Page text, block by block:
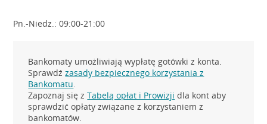
Pn.-Niedz.: 09:00-21:00
Bankomaty umożliwiają wypłatę gotówki z konta.
Sprawdźzasady bezpiecznego korzystania z
Bankomatu.
Zapoznaj się zTabelą opłat i Prowizji dla kont aby
sprawdzić opłaty związane z korzystaniem z
bankomatów.